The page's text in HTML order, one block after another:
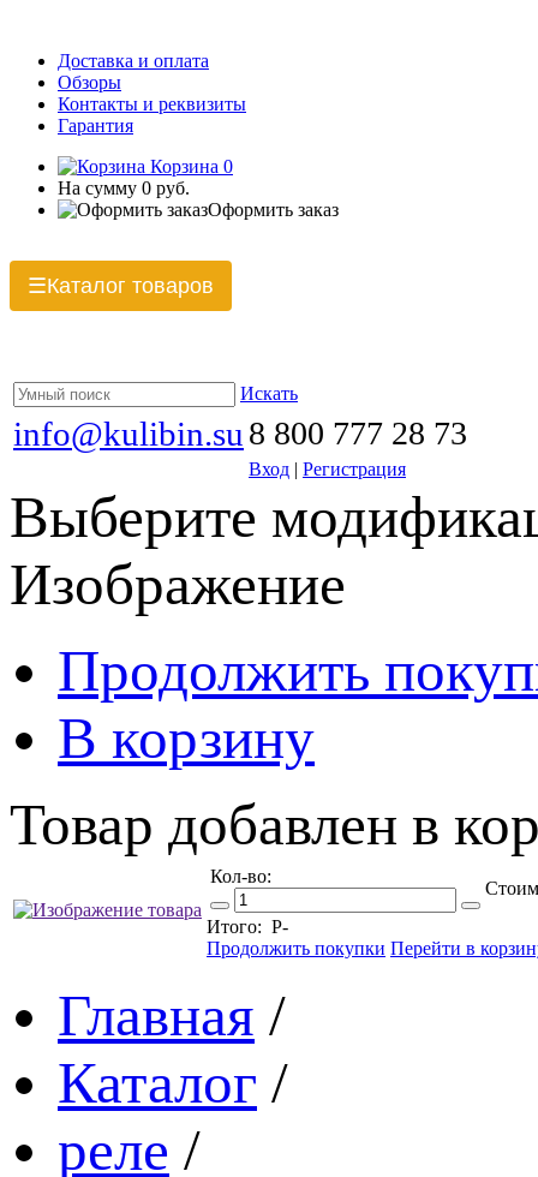
Доставка и оплата
Обзоры
Контакты и реквизиты
Гарантия
Корзина 0
На сумму 0 руб.
Оформить заказ
☰Каталог товаров
Искать
info@kulibin.su 8 800 777 28 73
Вход | Регистрация
Выберите
Изображение
Продолжить
В корзину
Товар добавлен в
Кол-во:
Итого: Р-
Продолжить покупки Перейти в
Главная /
Каталог /
реле /